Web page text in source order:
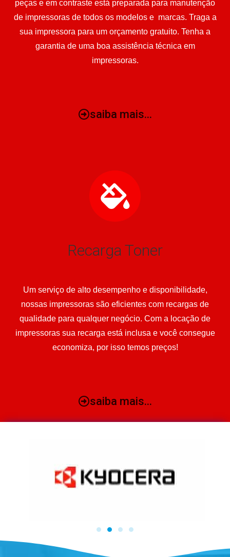
peças e em contraste está preparada para manutenção
de impressoras de todos os modelos e marcas. Traga a
sua impressora para um orçamento gratuito. Tenha a
garantia de uma boa assistência técnica em
impressoras.
saiba mais...
Recarga Toner
Um serviço de alto desempenho e disponibilidade,
nossas impressoras são eficientes com recargas de
qualidade para qualquer negócio. Com a locação de
impressoras sua recarga está inclusa e você consegue
economiza, por isso temos preços!
saiba mais...